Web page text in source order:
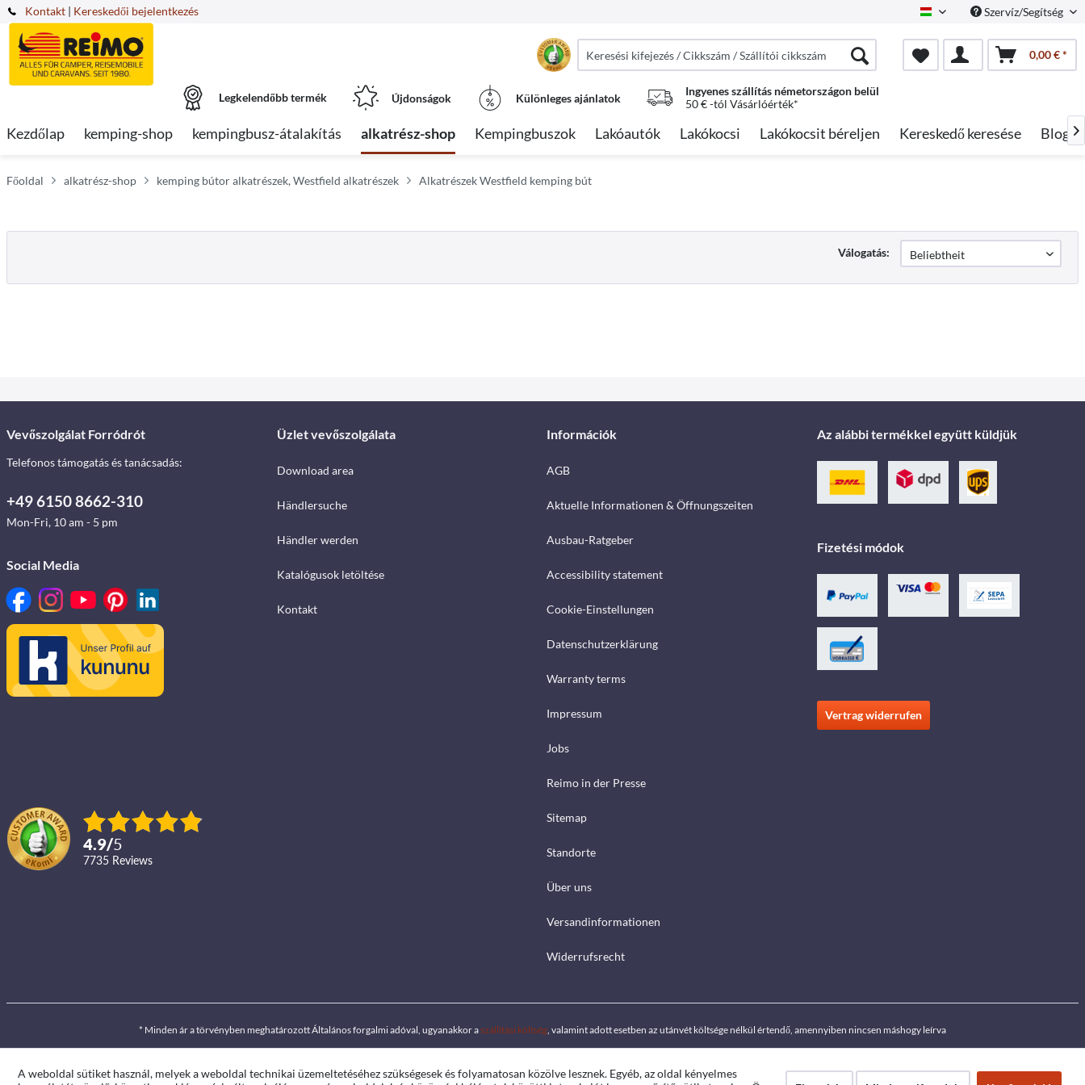
Kontakt HungarianSzervíz/Segítség
| Kereskedői bejelentkezés
0,00 € *
Legkelendőbb termék Újdonságok Különleges ajánlatok
Ingyenes szállítás németországon belül
50 € -tól Vásárlóérték*
Kezdőlap kemping-shop kempingbusz-átalakítás alkatrész-shop Kempingbuszok Lakóautók Lakókocsi Lakókocsit béreljen Kereskedő keresése Blog 
Főoldal alkatrész-shop kemping bútor alkatrészek, Westfield alkatrészek Alkatrészek Westfield kemping bút
Válogatás:
Vevőszolgálat Forródrót
Telefonos támogatás és tanácsadás:
+49 6150 8662-310
Mon-Fri, 10 am - 5 pm
Social Media
4.9/5
7735 reviews
Üzlet vevőszolgálata
Download area
Händlersuche
Händler werden
Katalógusok letöltése
Kontakt
Információk
AGB
Aktuelle Informationen & Öffnungszeiten
Ausbau-Ratgeber
Accessibility statement
Cookie-Einstellungen
Datenschutzerklärung
Warranty terms
Impressum
Jobs
Reimo in der Presse
Sitemap
Standorte
Über uns
Versandinformationen
Widerrufsrecht
Az alábbi termékkel együtt küldjük
Fizetési módok
Vertrag widerrufen
* Minden ár a törvényben meghatározott Általános forgalmi adóval, ugyanakkor aszállítási költség, valamint adott esetben az utánvét költsége nélkül értendő, amennyiben nincsen máshogy leírva
A weboldal sütiket használ, melyek a weboldal technikai üzemeltetéséhez szükségesek és folyamatosan közölve lesznek. Egyéb, az oldal kényelmes